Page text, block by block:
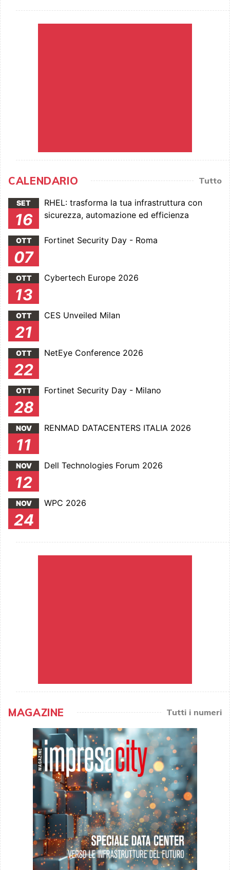
CALENDARIO Tutto
SET
16
RHEL: trasforma la tua infrastruttura con
sicurezza, automazione ed efficienza
OTT
07
Fortinet Security Day - Roma
OTT
13
Cybertech Europe 2026
OTT
21
CES Unveiled Milan
OTT
22
NetEye Conference 2026
OTT
28
Fortinet Security Day - Milano
NOV
11
RENMAD DATACENTERS ITALIA 2026
NOV
12
Dell Technologies Forum 2026
NOV
24
WPC 2026
MAGAZINE Tutti i numeri